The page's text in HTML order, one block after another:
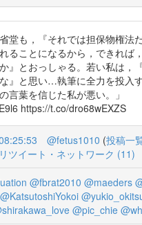
堂も，『それでは担保物権法
ることになるから，できれば
』とおっしゃる。若い私は，
』と思い…執筆に全力を投入
葉を信じた私が悪い。」
https://t.co/dro68wEXZS
@fetus1010 (投稿一
リツイート・ネットワーク (11)
@fbrat2010 @maeders
@KatsutoshiYokoi
@pic_chie